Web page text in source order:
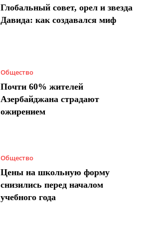
Глобальный совет, орел и звезда
Давида: как создавался миф
Общество
Почти 60% жителей
Азербайджана страдают
ожирением
Общество
Цены на школьную форму
снизились перед началом
учебного года